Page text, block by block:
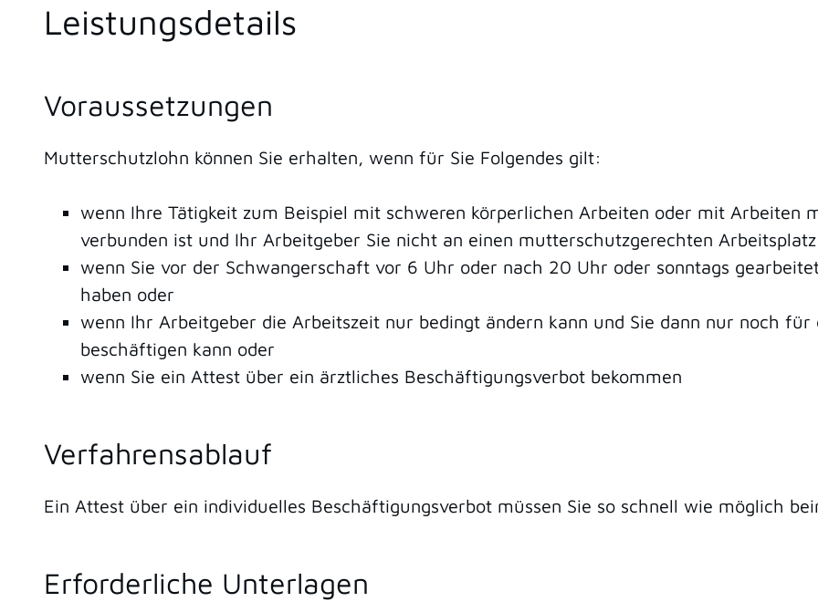
Leistungsdetails
Voraussetzungen
Mutterschutzlohn können Sie erhalten, wenn für Sie Folgendes gilt:
wenn Ihre Tätigkeit zum Beispiel mit schweren körperlichen Arbeiten oder mit Arbeiten
verbunden ist und Ihr Arbeitgeber Sie nicht an einen mutterschutzgerechten
wenn Sie vor der Schwangerschaft vor 6 Uhr oder nach 20 Uhr oder sonntags
haben oder
wenn Ihr Arbeitgeber die Arbeitszeit nur bedingt ändern kann und Sie dann nur noch
beschäftigen kann oder
wenn Sie ein Attest über ein ärztliches Beschäftigungsverbot bekommen
Verfahrensablauf
Ein Attest über ein individuelles Beschäftigungsverbot müssen Sie so schnell wie möglich
Erforderliche Unterlagen